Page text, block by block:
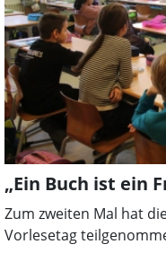
„Ein Buch ist ein
Zum zweiten Mal hat
Vorlesetag